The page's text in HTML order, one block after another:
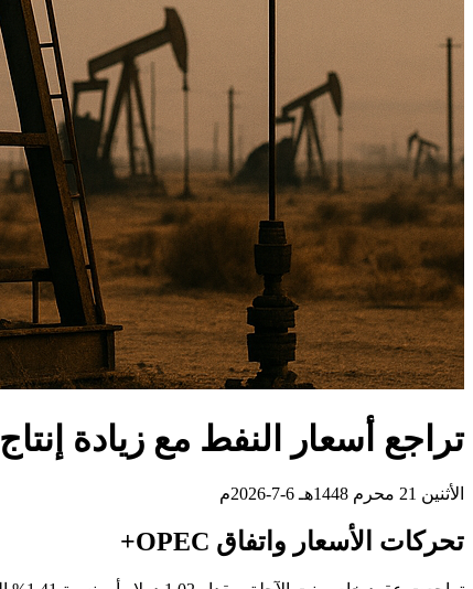
تراجع أسعار النفط مع زيادة إنتاج OPEC+ وتعافي صادرات الخليج
الأثنين 21 محرم 1448هـ 6-7-2026م
تحركات الأسعار واتفاق OPEC+